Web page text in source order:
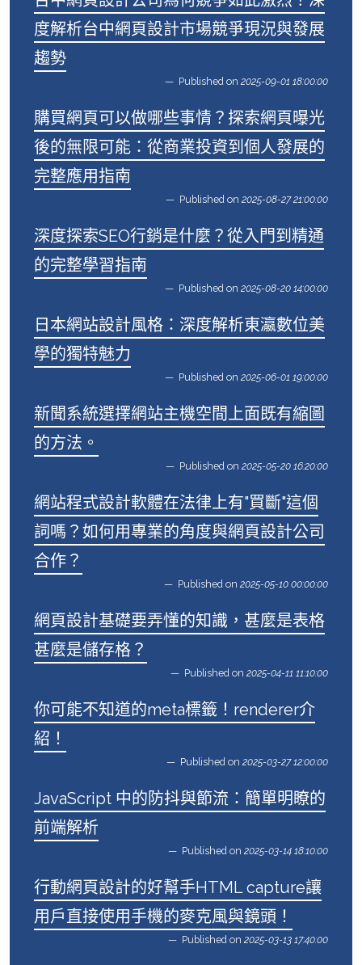
度解析台中網頁設計市場競爭現況與發展
趨勢
Published on 2025-09-01 18:00:00
購買網頁可以做哪些事情？探索網頁曝光
後的無限可能：從商業投資到個人發展的
完整應用指南
Published on 2025-08-27 21:00:00
深度探索SEO行銷是什麼？從入門到精通
的完整學習指南
Published on 2025-08-20 14:00:00
日本網站設計風格：深度解析東瀛數位美
學的獨特魅力
Published on 2025-06-01 19:00:00
新聞系統選擇網站主機空間上面既有縮圖
的方法。
Published on 2025-05-20 16:20:00
網站程式設計軟體在法律上有"買斷"這個
詞嗎？如何用專業的角度與網頁設計公司
合作？
Published on 2025-05-10 00:00:00
網頁設計基礎要弄懂的知識，甚麼是表格
甚麼是儲存格？
Published on 2025-04-11 11:10:00
你可能不知道的meta標籤！renderer介
紹！
Published on 2025-03-27 12:00:00
JavaScript 中的防抖與節流：簡單明瞭的
前端解析
Published on 2025-03-14 18:10:00
行動網頁設計的好幫手HTML capture讓
用戶直接使用手機的麥克風與鏡頭！
Published on 2025-03-13 17:40:00